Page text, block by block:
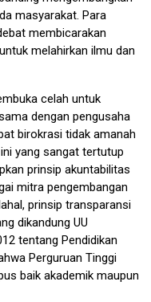
masyarakat. Para
membicarakan
melahirkan ilmu dan
celah untuk
dengan pengusaha
birokrasi tidak amanah
yang sangat tertutup
prinsip akuntabilitas
mitra pengembangan
prinsip transparansi
dikandung UU
tentang Pendidikan
Perguruan Tinggi
baik akademik maupun